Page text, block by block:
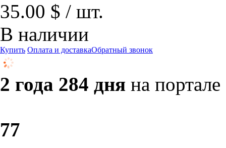
35.00 $ / шт.
В наличии
Купить Оплата и доставкаОбратный звонок
2 года 284 дня на портале
77